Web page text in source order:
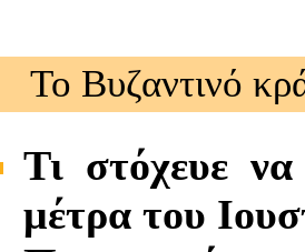
Το Βυζαντινό
Τι στόχευε
μέτρα του